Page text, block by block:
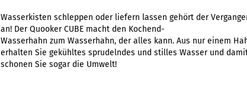
Wasserkisten schleppen oder liefern lassen gehört der
an! Der Quooker CUBE macht den Kochend-
Wasserhahn zum Wasserhahn, der alles kann. Aus nur einem
erhalten Sie gekühltes sprudelndes und stilles Wasser und
schonen Sie sogar die Umwelt!